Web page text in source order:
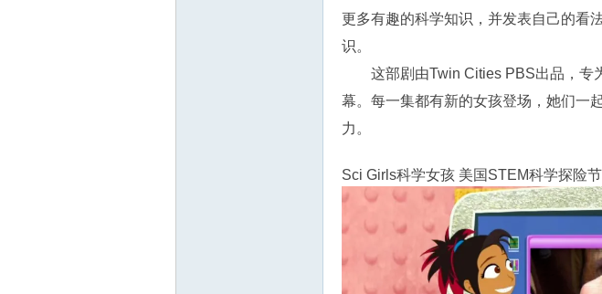
更多有趣的科学知识，并发表自己的看
识。
这部剧由Twin Cities PBS出品，专
幕。每一集都有新的女孩登场，她们一
力。
Sci Girls科学女孩 美国STEM科学探险节